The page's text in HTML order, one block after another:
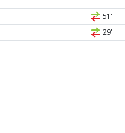
51'
29'